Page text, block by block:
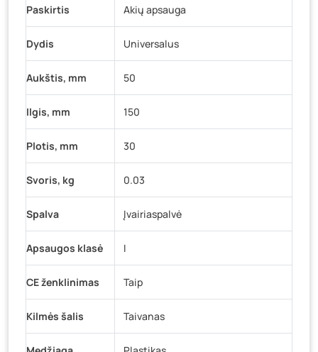
Paskirtis Akių apsauga
Dydis Universalus
Aukštis, mm 50
Ilgis, mm 150
Plotis, mm 30
Svoris, kg 0.03
Spalva Įvairiaspalvė
Apsaugos klasė I
CE ženklinimas Taip
Kilmės šalis Taivanas